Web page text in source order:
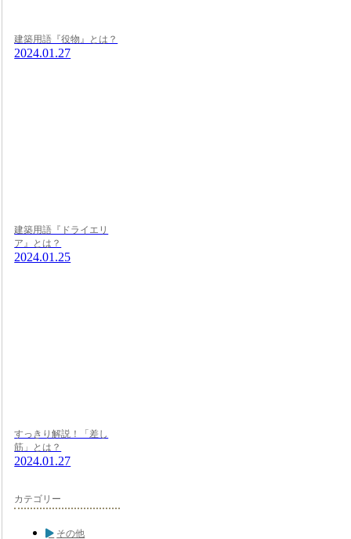
建築用語『役物』とは？
2024.01.27
建築用語『ドライエリ
ア』とは？
2024.01.25
すっきり解説！「差し
筋」とは？
2024.01.27
カテゴリー
その他